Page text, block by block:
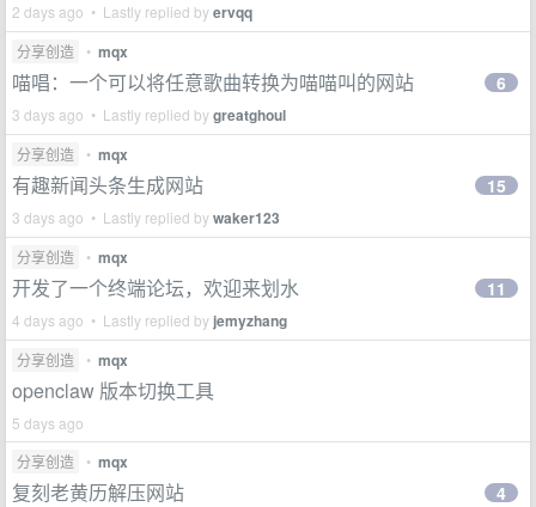
2 days ago • Lastly replied byervqq
分享创造 • mqx
喵唱：一个可以将任意歌曲转换为喵喵叫的网站
3 days ago • Lastly replied bygreatghoul
6
分享创造 • mqx
有趣新闻头条生成网站
3 days ago • Lastly replied bywaker123
15
分享创造 • mqx
开发了一个终端论坛，欢迎来划水
4 days ago • Lastly replied by jemyzhang
11
分享创造 • mqx
openclaw 版本切换工具
5 days ago
分享创造
• mqx
复刻老黄历解压网站 4